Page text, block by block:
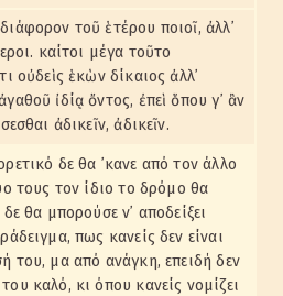
τοῦ ἑτέρου ποιοῖ, ἀλλ᾽
καίτοι μέγα τοῦτο
οὐδεὶς ἑκὼν δίκαιος ἀλλ᾽
ἰδίᾳ ὄντος, ἐπεὶ ὅπου γ᾽ ἂν
ἀδικεῖν, ἀδικεῖν.
δε θα ᾽κανε από τον άλλο
τους τον ίδιο το δρόμο θα
θα μπορούσε ν᾽ αποδείξει
πως κανείς δεν είναι
του, μα από ανάγκη, επειδή δεν
καλό, κι όπου κανείς νομίζει